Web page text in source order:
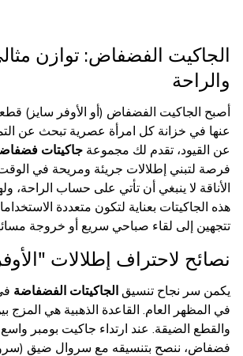
الجاكيت الفضفاض: توازن
والراحة
أصبح الجاكيت الفضفاض (أو الأوفر سايز)
عنها في خزانة كل امرأة عصرية تبحث عن
عن القيود، تقدم لك مجموعة جاكيتات
فرصة لتبني إطلالات جريئة ومريحة في
الأناقة لا ينبغي أن تأتي على حساب الراحة،
هذه الجاكيتات بعناية لتكون متعددة
تتجهين إلى لقاء صباحي سريع أو خروجة
نصائح لاحتراف إطلالات
يكمن سر نجاح تنسيق الجاكيتات الفضفاضة
في المظهر العام. القاعدة الذهبية هي المزج
والقطع الضيقة. عند ارتداء جاكيت بومبر
فضفاض، ننصح بتنسيقه مع سروال ضيق